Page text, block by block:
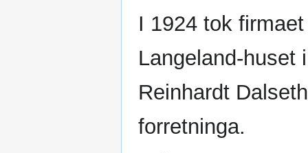
I 1924 tok
Langeland-huset
Reinhardt
forretninga.